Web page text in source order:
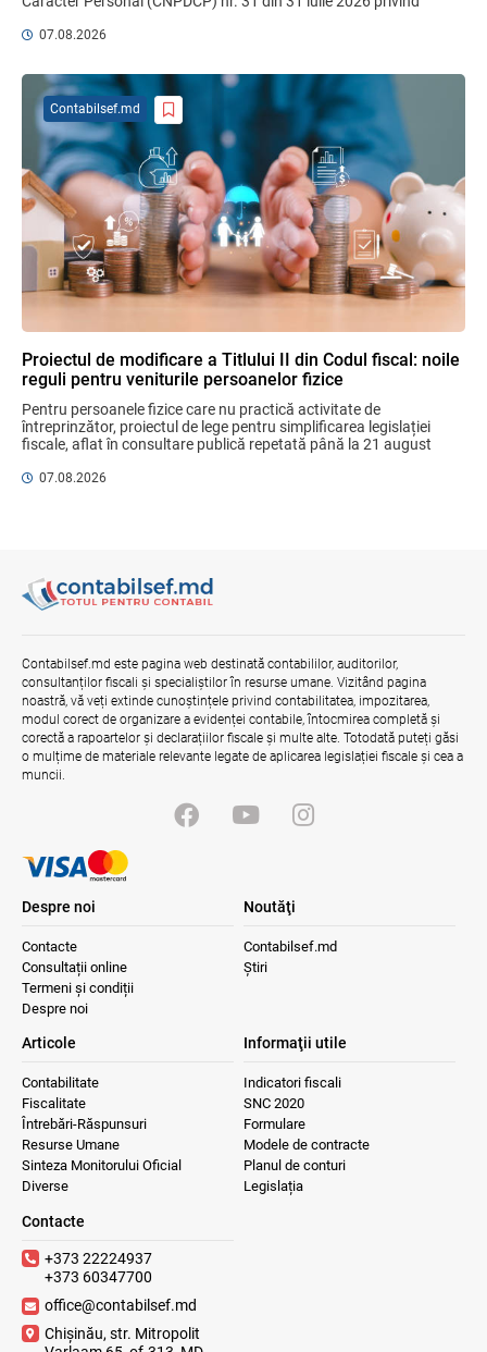
MIA Plăți Instant: Soluția inovativă pentru
Efectele trecerii la euro ca monedă de
referință
06.08.2026 BNM
Bunurile și banii confiscați vor fi utilizați
în scopuri sociale și în interes public
06.08.2026 Guvernul RM
Mai puține taxe pe muncă. Mai multă
stimulare a investițiilor. Mai ferm pe vicii.
Mai corect pe excepții.
07.08.2026 Ministerul Finațelor
personale în afara statelor cu protecție
adecvată
07.08.2026
07.08.2026
Proiectul de modificare a Titlului II din Codul fiscal: noile
reguli pentru veniturile persoanelor fizice
Pentru persoanele fizice care nu practică activitate de
întreprinzător, proiectul de lege pentru simplificarea legislației
fiscale, aflat în consultare publică repetată până la 21 august
07.08.2026
Contabilsef.md
Contabilsef.md este pagina web destinată contabililor, auditorilor,
consultanților fiscali și specialiștilor în resurse umane. Vizitând pagina
noastră, vă veți extinde cunoștințele privind contabilitatea, impozitarea,
modul corect de organizare a evidenței contabile, întocmirea completă și
corectă a rapoartelor și declarațiilor fiscale și multe alte. Totodată puteți găsi
o mulțime de materiale relevante legate de aplicarea legislației fiscale și cea a
muncii.
Despre noi
Contacte
Consultații online
Termeni și condiții
Despre noi
Noutăţi
Contabilsef.md
Știri
Articole
Contabilitate
Fiscalitate
Întrebări-Răspunsuri
Resurse Umane
Sinteza Monitorului Oficial
Diverse
Informaţii utile
Indicatori fiscali
SNC 2020
Formulare
Modele de contracte
Planul de conturi
Legislația
Contacte
+373 22224937
+373 60347700
office@contabilsef.md
Chișinău, str. Mitropolit